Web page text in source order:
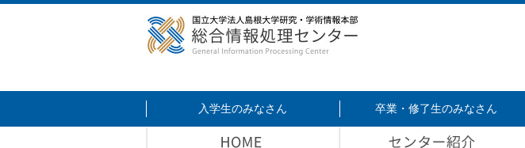
入学生のみなさん 卒業・修了生のみなさん